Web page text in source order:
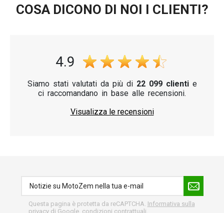
COSA DICONO DI NOI I CLIENTI?
4.9
Siamo stati valutati da più di 22 099 clientie
ci raccomandano in base alle recensioni.
Visualizza le recensioni
Questa pagina è protetta da reCAPTCHA. Informativa sulla
privacy di Google, condizioni contrattuali